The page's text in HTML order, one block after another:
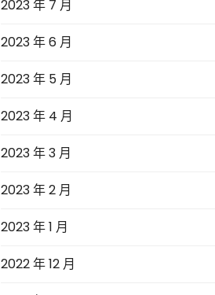
2023 年 7 月
2023 年 6 月
2023 年 5 月
2023 年 4 月
2023 年 3 月
2023 年 2 月
2023 年 1 月
2022 年 12 月